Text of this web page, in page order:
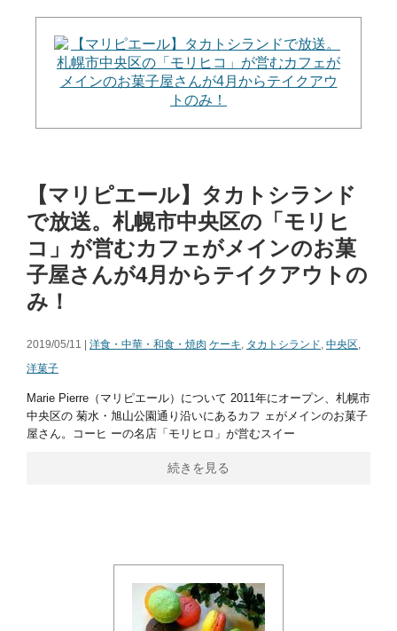
【マリピエール】タカトシランド
で放送。札幌市中央区の「モリヒ
コ」が営むカフェがメインのお菓
子屋さんが4月からテイクアウトの
み！
2019/05/11 | 洋食・中華・和食・焼肉 ケーキ, タカトシランド, 中央区,
洋菓子
Marie Pierre（マリピエール）について 2011年にオープン、札幌市
中央区の 菊水・旭山公園通り沿いにあるカフ ェがメインのお菓子
屋さん。コーヒ ーの名店「モリヒロ」が営むスイー
続きを見る